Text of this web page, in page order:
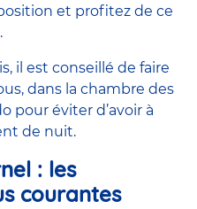
et profitez de ce
il est conseillé de faire
dans la chambre des
pour éviter d’avoir à
de nuit.
: les
courantes